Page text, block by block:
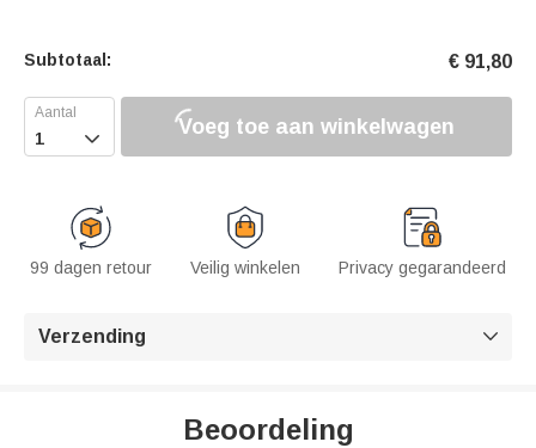
Subtotaal: € 91,80
 Voeg toe aan winkelwagen
99 dagen retour Veilig winkelen Privacy gegarandeerd
Verzending 
Beoordeling